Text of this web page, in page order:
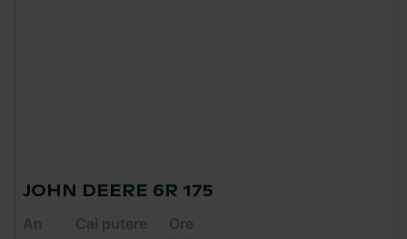
JOHN DEERE 6R 175
An Cai putere Ore